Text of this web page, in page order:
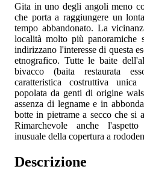
Gita in uno degli angoli meno
che porta a raggiungere un
tempo abbandonato. La
località molto più panoramiche
indirizzano l'interesse di questa
etnografico. Tutte le baite
bivacco (baita restaurata
caratteristica costruttiva
popolata da genti di origine
assenza di legname e in
botte in pietrame a secco che si
Rimarchevole anche
inusuale della copertura a
Descrizione